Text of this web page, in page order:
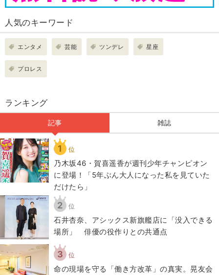
人気のキーワード
エンタメ 芸能 ツンデレ 星座
プロレス
ランキング
記事 雑誌
1 位
乃木坂46・賀喜遥香が週刊少年チャンピオン
に登場！「5年ぶん大人になった私を見ていた
だけたら」
2 位
石井杏奈、アシックス新旗艦店に「没入できる
場所」 俳優の役作りとの共通点
3 位
​命の現場を守る「働き方改革」の真実。晃友会